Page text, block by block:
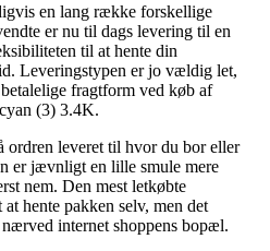
en lang række forskellige
er nu til dags levering til en
til at hente din
Leveringstypen er jo vældig let,
fragtform ved køb af
(3) 3.4K.
leveret til hvor du bor eller
er jævnligt en lille smule mere
nem. Den mest letkøbte
hente pakken selv, men det
internet shoppens bopæl.